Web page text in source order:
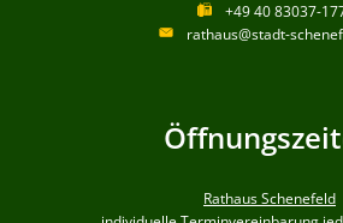
+49 40 83037-
rathaus@stadt-
Rathaus Schenefeld